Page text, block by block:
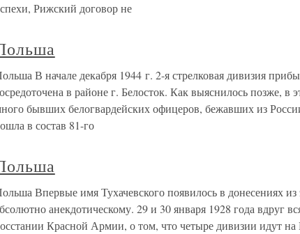
Рижский договор не
В начале декабря 1944 г. 2-я стрелковая дивизия
в районе г. Белосток. Как выяснилось позже,
бывших белогвардейских офицеров, бежавших из
в состав 81-го
Впервые имя Тухачевского появилось в донесениях
анекдотическому. 29 и 30 января 1928 года вдруг
Красной Армии, о том, что четыре дивизии идут на